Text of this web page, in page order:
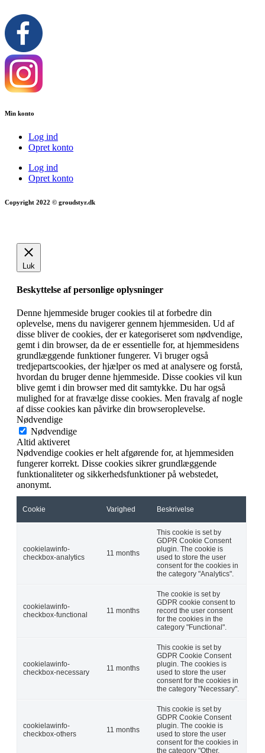
Min konto
Log ind
Opret konto
Log ind
Opret konto
Copyright 2022 © groudstyr.dk
Luk
Beskyttelse af personlige oplysninger
Denne hjemmeside bruger cookies til at forbedre din
oplevelse, mens du navigerer gennem hjemmesiden. Ud af
disse bliver de cookies, der er kategoriseret som nødvendige,
gemt i din browser, da de er essentielle for, at hjemmesidens
grundlæggende funktioner fungerer. Vi bruger også
tredjepartscookies, der hjælper os med at analysere og forstå,
hvordan du bruger denne hjemmeside. Disse cookies vil kun
blive gemt i din browser med dit samtykke. Du har også
mulighed for at fravælge disse cookies. Men fravalg af nogle
af disse cookies kan påvirke din browseroplevelse.
Nødvendige
Nødvendige
Altid aktiveret
Nødvendige cookies er helt afgørende for, at hjemmesiden
fungerer korrekt. Disse cookies sikrer grundlæggende
funktionaliteter og sikkerhedsfunktioner på webstedet,
anonymt.
Cookie Varighed Beskrivelse
cookielawinfo-
checkbox-analytics
11 months
This cookie is set by
GDPR Cookie Consent
plugin. The cookie is
used to store the user
consent for the cookies in
the category "Analytics".
cookielawinfo-
checkbox-functional
11 months
The cookie is set by
GDPR cookie consent to
record the user consent
for the cookies in the
category "Functional".
cookielawinfo-
checkbox-necessary
11 months
This cookie is set by
GDPR Cookie Consent
plugin. The cookies is
used to store the user
consent for the cookies in
the category "Necessary".
cookielawinfo-
checkbox-others
11 months
This cookie is set by
GDPR Cookie Consent
plugin. The cookie is
used to store the user
consent for the cookies in
the category "Other.